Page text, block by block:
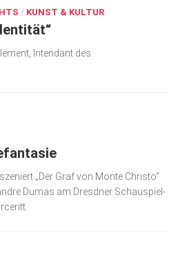
/ KUNST & KULTUR
Intendant des
„Der Graf von Monte Christo“
Dumas am Dresdner Schau­spiel­